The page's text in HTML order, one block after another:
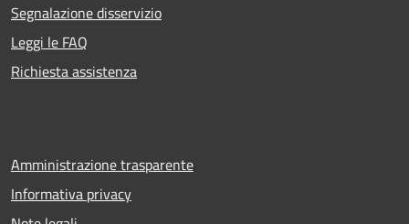
Segnalazione disservizio
Leggi le FAQ
Richiesta assistenza
Amministrazione trasparente
Informativa privacy